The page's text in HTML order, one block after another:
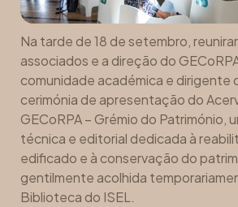
Na tarde de 18 de setembro,
associados e a direção do
comunidade académica e dirigente
cerimónia de apresentação do
GECoRPA – Grémio do Património,
técnica e editorial dedicada à
edificado e à conservação do
gentilmente acolhida
Biblioteca do ISEL.